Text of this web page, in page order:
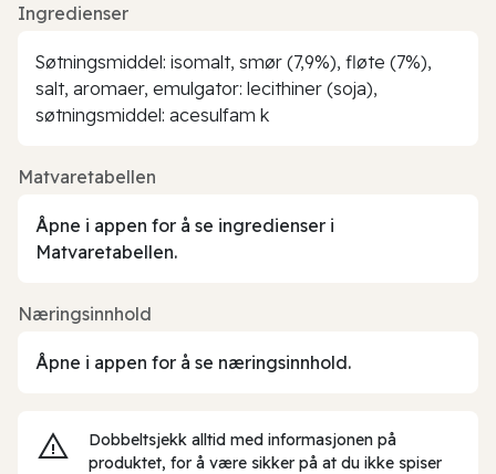
Ingredienser
Søtningsmiddel: isomalt, smør (7,9%), fløte (7%),
salt, aromaer, emulgator: lecithiner (soja),
søtningsmiddel: acesulfam k
Matvaretabellen
Åpne i appen for å se ingredienser i
Matvaretabellen.
Næringsinnhold
Åpne i appen for å se næringsinnhold.
Dobbeltsjekk alltid med informasjonen på
produktet, for å være sikker på at du ikke spiser